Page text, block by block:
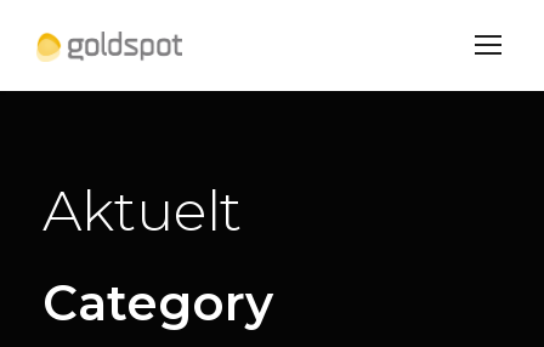
Aktuelt
Category